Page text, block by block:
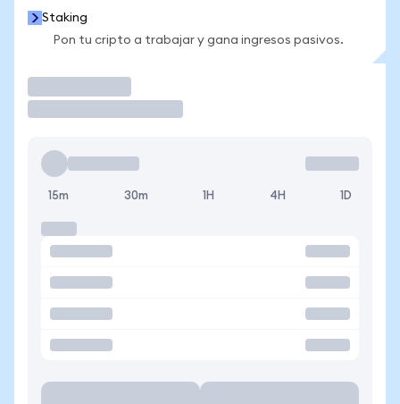
Staking
Pon tu cripto a trabajar y gana ingresos pasivos.
15m 30m 1H 4H 1D